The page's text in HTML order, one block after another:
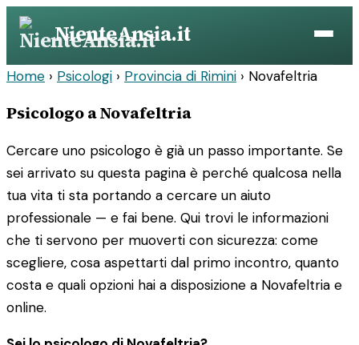
Vai
contenuto
NienteAnsia.it
Home › Psicologi › Provincia di Rimini › Novafeltria
Psicologo a Novafeltria
Cercare uno psicologo è già un passo importante. Se
sei arrivato su questa pagina è perché qualcosa nella
tua vita ti sta portando a cercare un aiuto
professionale — e fai bene. Qui trovi le informazioni
che ti servono per muoverti con sicurezza: come
scegliere, cosa aspettarti dal primo incontro, quanto
costa e quali opzioni hai a disposizione a Novafeltria e
online.